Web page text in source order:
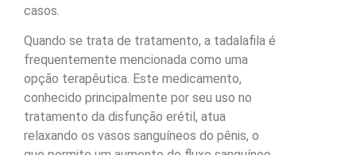
casos.
Quando se trata de tratamento, a tadalafila é
frequentemente mencionada como uma
opção terapêutica. Este medicamento,
conhecido principalmente por seu uso no
tratamento da disfunção erétil, atua
relaxando os vasos sanguíneos do pênis, o